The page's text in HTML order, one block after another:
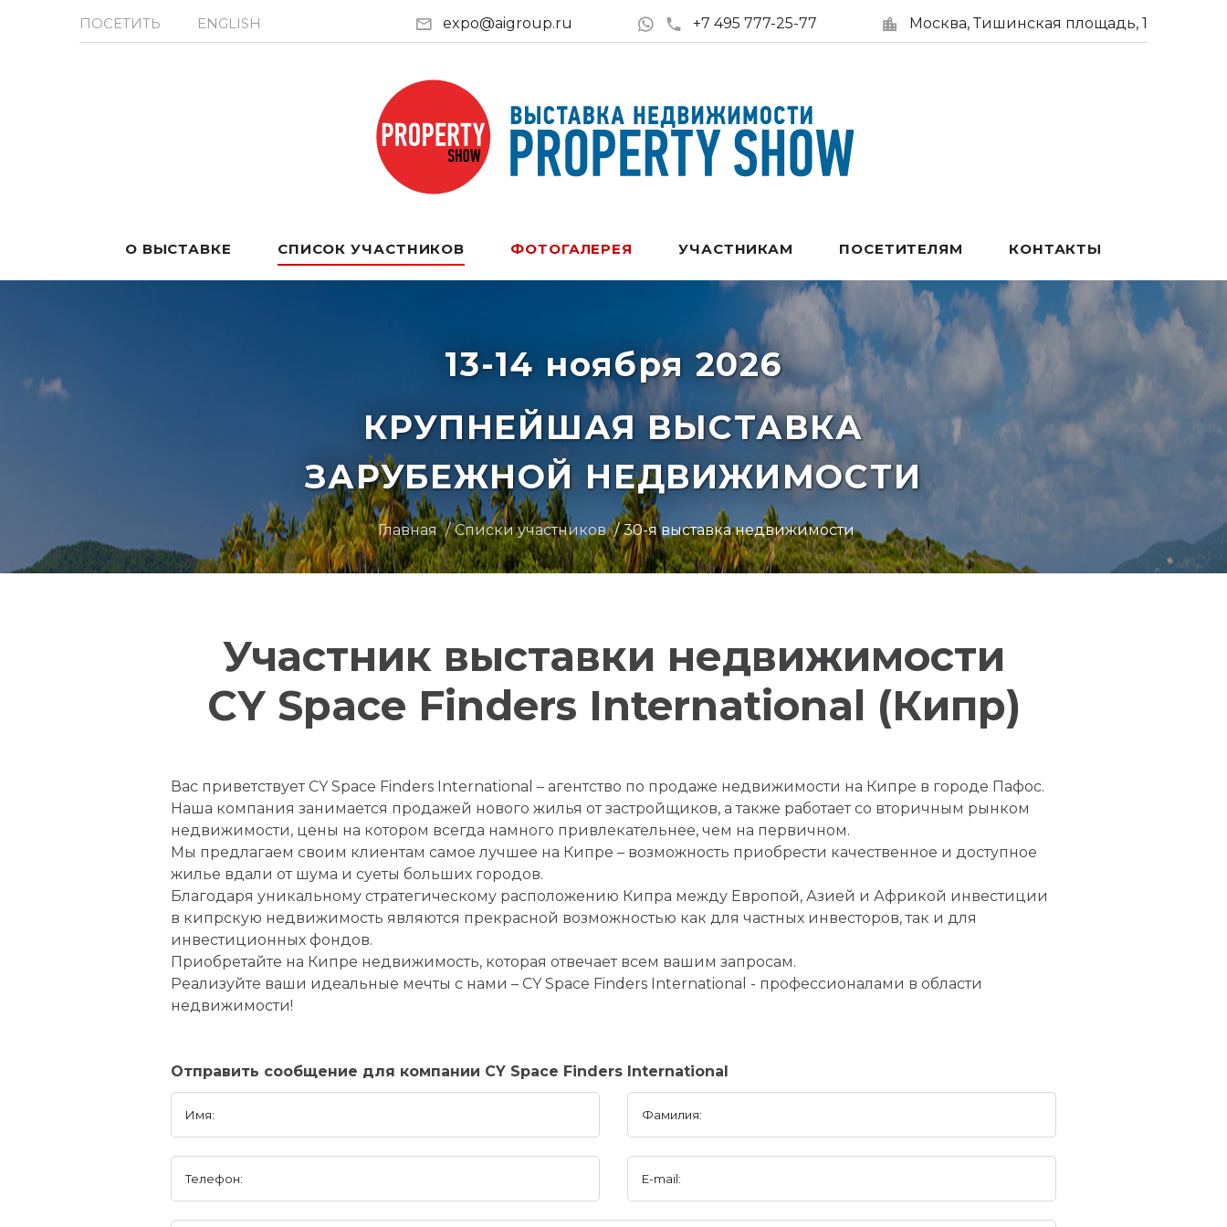
ПОСЕТИТЬ ENGLISH expo@aigroup.ru +7 495 777-25-77 Москва, Тишинская площадь, 1
О ВЫСТАВКЕ СПИСОК УЧАСТНИКОВ ФОТОГАЛЕРЕЯ УЧАСТНИКАМ ПОСЕТИТЕЛЯМ КОНТАКТЫ
13-14 ноября 2026
КРУПНЕЙШАЯ ВЫСТАВКА
ЗАРУБЕЖНОЙ НЕДВИЖИМОСТИ
Главная Списки участников 30-я выставка недвижимости
Участник выставки недвижимости
CY Space Finders International (Кипр)
Вас приветствует CY Space Finders International – агентство по продаже недвижимости на Кипре в городе Пафос.
Наша компания занимается продажей нового жилья от застройщиков, а также работает со вторичным рынком
недвижимости, цены на котором всегда намного привлекательнее, чем на первичном.
Мы предлагаем своим клиентам самое лучшее на Кипре – возможность приобрести качественное и доступное
жилье вдали от шума и суеты больших городов.
Благодаря уникальному стратегическому расположению Кипра между Европой, Азией и Африкой инвестиции
в кипрскую недвижимость являются прекрасной возможностью как для частных инвесторов, так и для
инвестиционных фондов.
Приобретайте на Кипре недвижимость, которая отвечает всем вашим запросам.
Реализуйте ваши идеальные мечты с нами – CY Space Finders International - профессионалами в области
недвижимости!
Отправить сообщение для компании CY Space Finders International
Имя: Фамилия:
Телефон: E-mail: